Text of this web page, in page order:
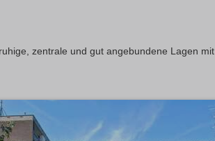
zentrale und gut angebundene Lagen mit